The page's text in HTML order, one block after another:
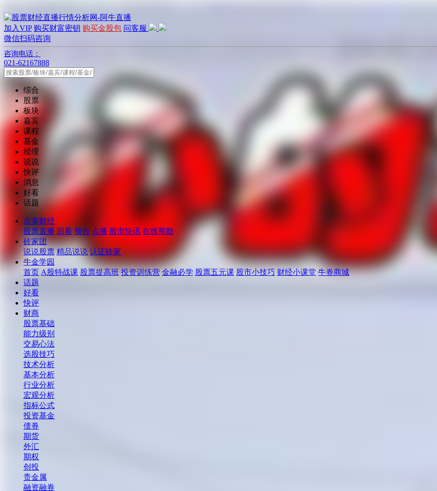
加入VIP 购买财富密钥 购买金股包 问客服
微信扫码咨询
咨询电话：
021-62167888
综合
股票
板块
嘉宾
课程
基金
经理
说说
快评
消息
好看
话题
点掌财经
股票直播 回看 预告 点播 股市快讯 在线帮助
砖家团
说说股票 精品说说 认证砖家
牛金学园
首页 A股特战课 股票提高班 投资训练营 金融必学 股票五元课 股市小技巧 财经小课堂 牛券商城
话题
好看
快评
财商
股票基础
能力级别
交易心法
选股技巧
技术分析
基本分析
行业分析
宏观分析
指标公式
投资基金
债券
期货
外汇
期权
创投
贵金属
融资融券